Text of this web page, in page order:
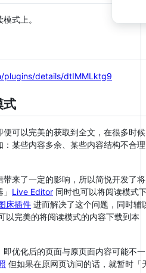
式上。
plugins/details/dtIMMLktg9
式
可以完美的获取到全文，在很多时候
某些内容多余、某些内容结构不合理
来了一定的影响，所以简悦开发了将
Live Editor 同时也可以将阅读模式
床插件 进而解决了这个问题，同时辅
以完美的将阅读模式的内容下载到本
优化后的页面与原页面内容可能不一
但如果在原网页访问的话，就暂时「